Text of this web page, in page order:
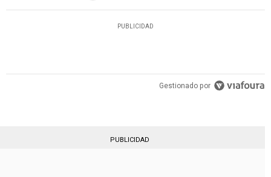
PUBLICIDAD
Gestionado por
PUBLICIDAD